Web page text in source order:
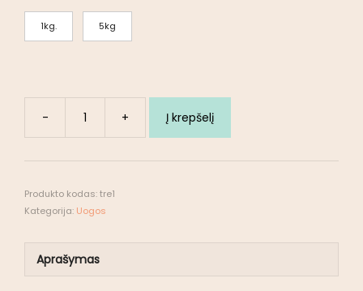
1kg. 5kg
- + Į krepšelį
Produkto kodas:tre1
Kategorija: Uogos
Aprašymas